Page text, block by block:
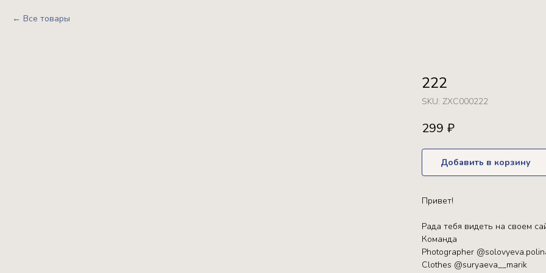
Все товары
222
SKU: ZXC000222
299 ₽
Добавить в корзину
Привет!
Рада тебя видеть на своем
Команда
Photographer
Clothes @suryaeva__marik